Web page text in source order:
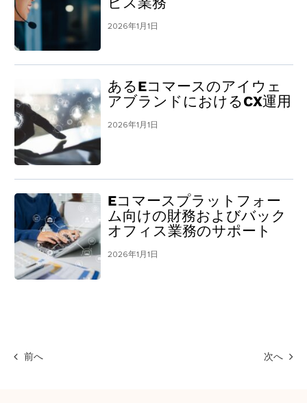
2026年1月1日
あるEコマースのアイウェ
アブランドにおけるCX運用
2026年1月1日
Eコマースプラットフォー
ム向けの財務およびバック
オフィス業務のサポート
2026年1月1日
前へ 次へ